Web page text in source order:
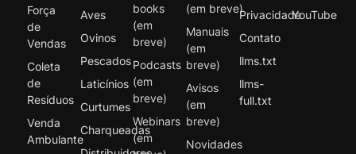
Força
de
Vendas
Coleta
de
Resíduos
Venda
Ambulante
Aves
Ovinos
Pescados
Laticínios
Curtumes
Charqueadas
books
(em
breve)
Podcasts
(em
breve)
Webinars
(em
(em breve)
Manuais
(em
breve)
Avisos
(em
breve)
Novidades
Privacidade
Contato
llms.txt
llms-
full.txt
YouTube